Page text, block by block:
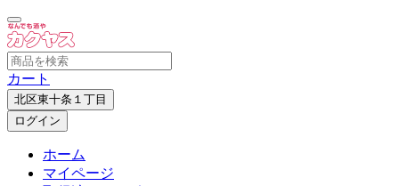
カート
北区東十条１丁目
ログイン
ホーム
マイページ